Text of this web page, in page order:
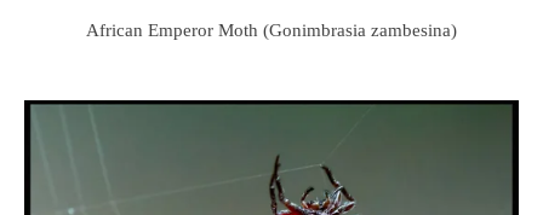
African Emperor Moth (Gonimbrasia zambesina)